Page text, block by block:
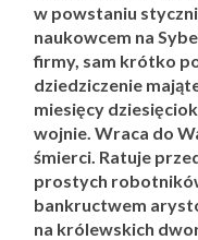
w powstaniu
naukowcem na
firmy, sam krótko
dziedziczenie
miesięcy
wojnie. Wraca do
śmierci. Ratuje
prostych
bankructwem
na królewskich